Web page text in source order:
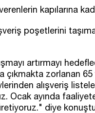
kapılarına
poşetlerini
artırmayı
çıkmakta zorlanan
alışveriş
Ocak ayında
diye